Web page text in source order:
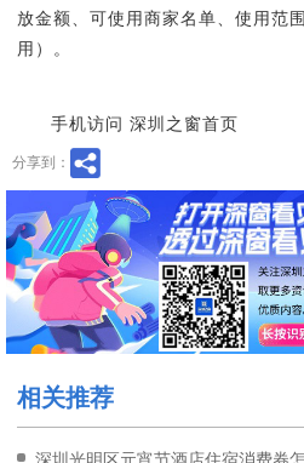
放金额、可使用商家名单、使用范
用）。
手机访问 深圳之窗首页
分享到：
相关推荐
深圳光明区元宵节酒店住宿消费券